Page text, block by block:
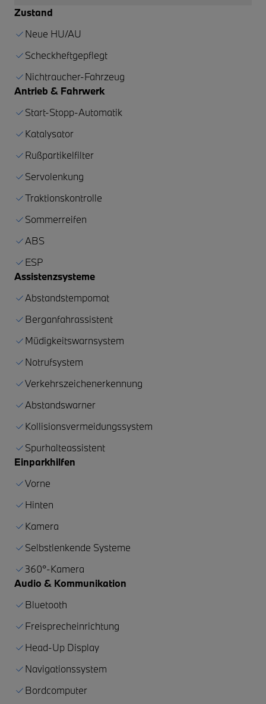
Zustand
Neue HU/AU
Scheckheftgepflegt
Nichtraucher-Fahrzeug
Antrieb & Fahrwerk
Start-Stopp-Automatik
Katalysator
Rußpartikelfilter
Servolenkung
Traktionskontrolle
Sommerreifen
ABS
ESP
Assistenzsysteme
Abstandstempomat
Berganfahrassistent
Müdigkeitswarnsystem
Notrufsystem
Verkehrszeichenerkennung
Abstandswarner
Kollisionsvermeidungssystem
Spurhalteassistent
Einparkhilfen
Vorne
Hinten
Kamera
Selbstlenkende Systeme
360°-Kamera
Audio & Kommunikation
Bluetooth
Freisprecheinrichtung
Head-Up Display
Navigationssystem
Bordcomputer